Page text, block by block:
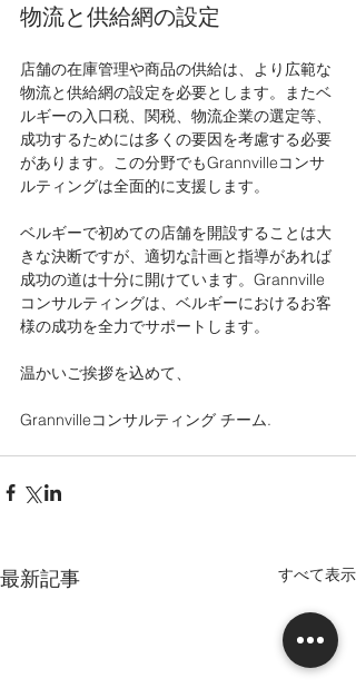
物流と供給網の設定
店舗の在庫管理や商品の供給は、より広範な
物流と供給網の設定を必要とします。またベ
ルギーの入口税、関税、物流企業の選定等、
成功するためには多くの要因を考慮する必要
があります。この分野でもGrannvilleコンサ
ルティングは全面的に支援します。
ベルギーで初めての店舗を開設することは大
きな決断ですが、適切な計画と指導があれば
成功の道は十分に開けています。Grannville
コンサルティングは、ベルギーにおけるお客
様の成功を全力でサポートします。
温かいご挨拶を込めて、
Grannvilleコンサルティング チーム.
最新記事 すべて表示